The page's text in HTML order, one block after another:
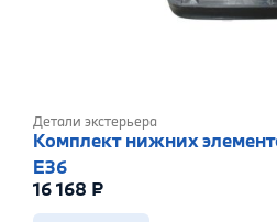
Детали экстерьера
Комплект нижних
E36
16 168 ₽